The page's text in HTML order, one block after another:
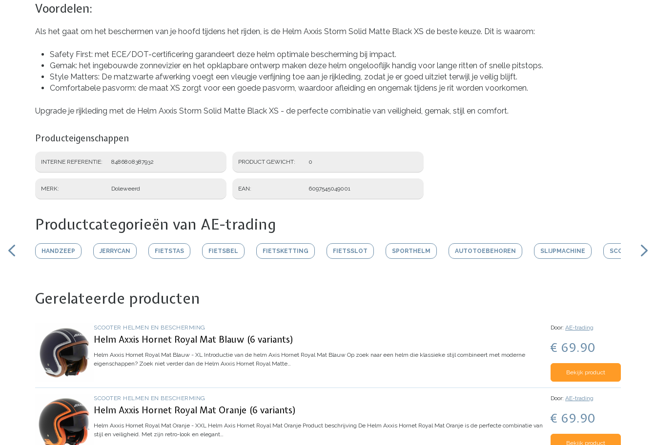
Voordelen:
Als het gaat om het beschermen van je hoofd tijdens het rijden, is de Helm Axxis Storm Solid Matte Black XS de beste keuze. Dit is waarom:
Safety First: met ECE/DOT-certificering garandeert deze helm optimale bescherming bij impact.
Gemak: het ingebouwde zonnevizier en het opklapbare ontwerp maken deze helm ongelooflijk handig voor lange ritten of snelle pitstops.
Style Matters: De matzwarte afwerking voegt een vleugje verfijning toe aan je rijkleding, zodat je er goed uitziet terwijl je veilig blijft.
Comfortabele pasvorm: de maat XS zorgt voor een goede pasvorm, waardoor afleiding en ongemak tijdens je rit worden voorkomen.
Upgrade je rijkleding met de Helm Axxis Storm Solid Matte Black XS - de perfecte combinatie van veiligheid, gemak, stijl en comfort.
Producteigenschappen
INTERNE REFERENTIE 8486808387932
MERK Doleweerd
PRODUCT GEWICHT 0
EAN 6097545049001
Productcategorieën van AE-trading
HANDZEEP JERRYCAN FIETSTAS FIETSBEL FIETSKETTING FIETSSLOT SPORTHELM AUTOTOEBEHOREN SLIJPMACHINE SCOOTER
Gerelateerde producten
SCOOTER HELMEN EN BESCHERMING
Helm Axxis Hornet Royal Mat Blauw (6 variants)
Helm Axxis Hornet Royal Mat Blauw - XL Introductie van de helm Axis Hornet Royal Mat Blauw Op zoek naar een helm die klassieke stijl combineert met moderne
eigenschappen? Zoek niet verder dan de Helm Axxis Hornet Royal Matte…
Door: AE-trading
€ 69.90
Bekijk product
SCOOTER HELMEN EN BESCHERMING
Helm Axxis Hornet Royal Mat Oranje (6 variants)
Helm Axxis Hornet Royal Mat Oranje - XXL Helm Axis Hornet Royal Mat Oranje Product beschrijving De Helm Axxis Hornet Royal Mat Oranje is de perfecte combinatie van
stijl en veiligheid. Met zijn retro-look en elegant…
Door: AE-trading
€ 69.90
Bekijk product